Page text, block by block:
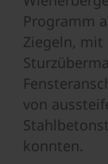
Programm
Ziegeln, mit
von
konnten.